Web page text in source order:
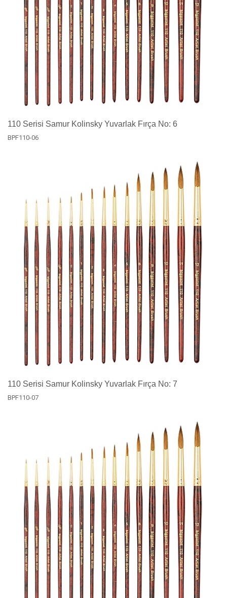
110 Serisi Samur Kolinsky Yuvarlak Fırça No: 6
BPF110-06
110 Serisi Samur Kolinsky Yuvarlak Fırça No: 7
BPF110-07